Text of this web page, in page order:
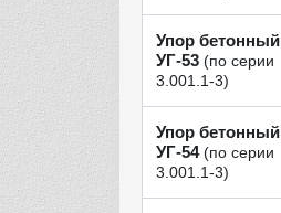
Упор бетонный
УГ‑53 (по серии
3.001.1‑3)
Упор бетонный
УГ‑54(по серии
3.001.1‑3)